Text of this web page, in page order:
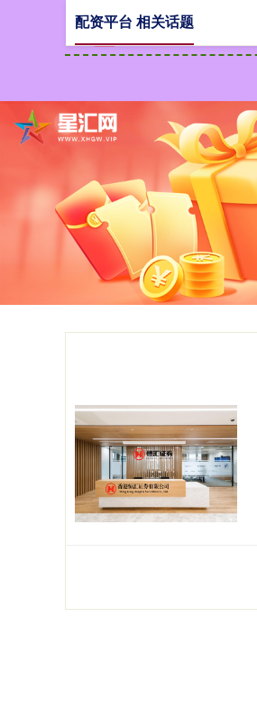
配资平台 相关话题